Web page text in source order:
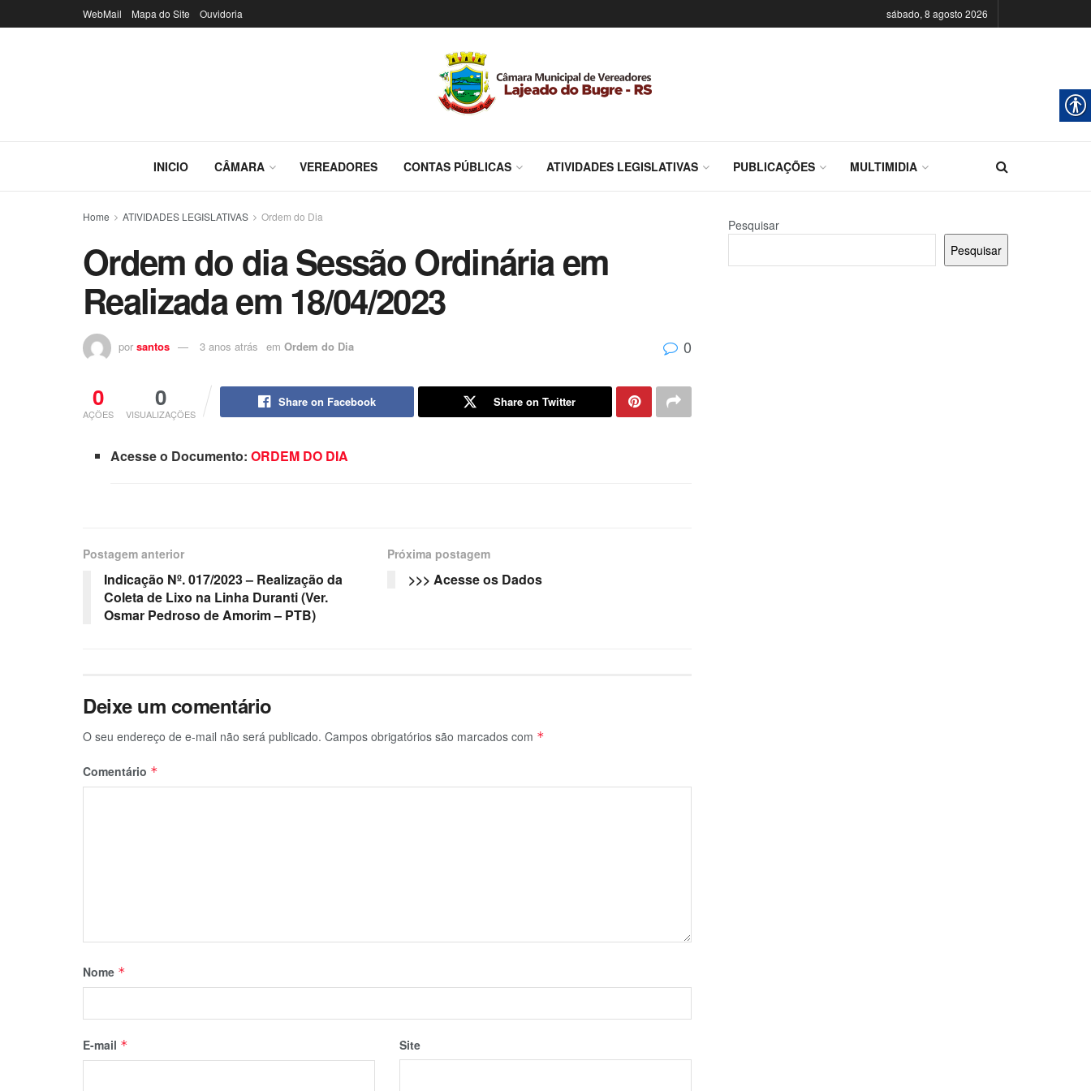
WebMail Mapa do Site Ouvidoria sábado, 8 agosto 2026
INICIO CÂMARA VEREADORES CONTAS PÚBLICAS ATIVIDADES LEGISLATIVAS PUBLICAÇÕES MULTIMIDIA
Home ATIVIDADES LEGISLATIVAS Ordem do Dia
Ordem do dia Sessão Ordinária em
Realizada em 18/04/2023
por santos 3 anos atrás em Ordem do Dia 0
0
AÇÕES
0
VISUALIZAÇÕES
Share on Facebook Share on Twitter
Acesse o Documento:ORDEM DO DIA
Postagem anterior
Indicação Nº. 017/2023 – Realização da
Coleta de Lixo na Linha Duranti (Ver.
Osmar Pedroso de Amorim – PTB)
Próxima postagem
>>> Acesse os Dados
Deixe um comentário
O seu endereço de e-mail não será publicado. Campos obrigatórios são marcados com *
Comentário *
Nome *
E-mail * Site
Pesquisar
Pesquisar